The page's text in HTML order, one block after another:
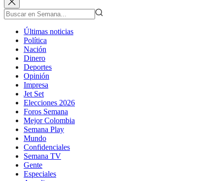
Últimas noticias
Política
Nación
Dinero
Deportes
Opinión
Impresa
Jet Set
Elecciones 2026
Foros Semana
Mejor Colombia
Semana Play
Mundo
Confidenciales
Semana TV
Gente
Especiales